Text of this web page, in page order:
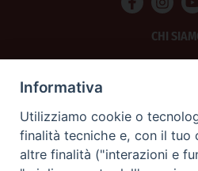
CHI
SCRIVICI
Informativa
Utilizziamo cookie o
finalità tecniche e, con il tuo
altre finalità ("interazioni e